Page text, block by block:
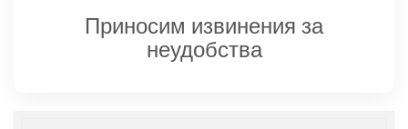
Приносим извинения за
неудобства